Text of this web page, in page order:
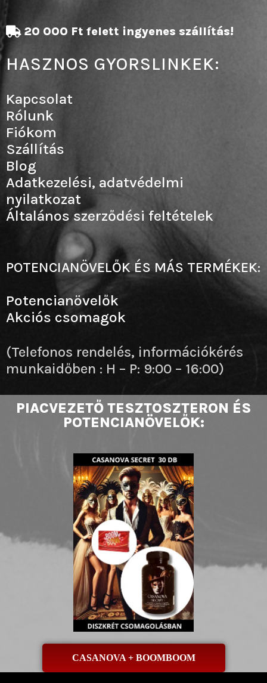
PIACVEZETŐ TESZTOSZTERON ÉS
POTENCIANÖVELŐK:
CASANOVA + BOOMBOOM
20 000 Ft felett ingyenes szállítás!
HASZNOS GYORSLINKEK:
Kapcsolat
Rólunk
Fiókom
Szállítás
Blog
Adatkezelési, adatvédelmi
nyilatkozat
Általános szerződési feltételek
POTENCIANÖVELŐK ÉS MÁS TERMÉKEK:
Potencianövelők
Akciós csomagok
(Telefonos rendelés, információkérés
munkaidőben : H – P: 9:00 – 16:00)